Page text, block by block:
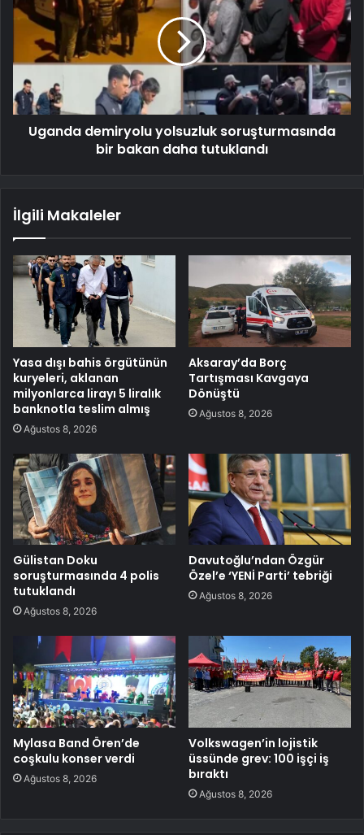
Uganda demiryolu yolsuzluk soruşturmasında
bir bakan daha tutuklandı
İlgili Makaleler
Yasa dışı bahis örgütünün
kuryeleri, aklanan
milyonlarca lirayı 5 liralık
banknotla teslim almış
Ağustos 8, 2026
Aksaray’da Borç
Tartışması Kavgaya
Dönüştü
Ağustos 8, 2026
Gülistan Doku
soruşturmasında 4 polis
tutuklandı
Ağustos 8, 2026
Davutoğlu’ndan Özgür
Özel’e ‘YENİ Parti’ tebriği
Ağustos 8, 2026
Mylasa Band Ören’de
coşkulu konser verdi
Ağustos 8, 2026
Volkswagen’in lojistik
üssünde grev: 100 işçi iş
bıraktı
Ağustos 8, 2026